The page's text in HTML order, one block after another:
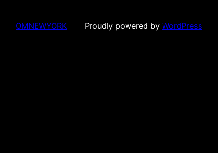
OMNEWYORK Proudly powered by WordPress